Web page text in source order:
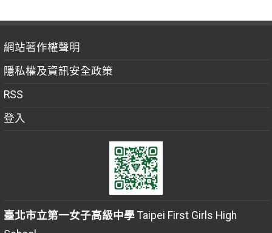
網站著作權聲明
隱私權及資訊安全政策
RSS
登入
臺北市立第一女子高級中學Taipei First Girls High